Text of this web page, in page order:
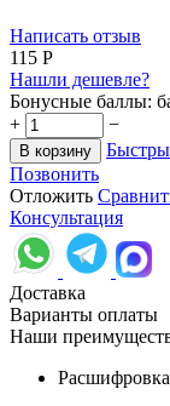
Написать отзыв
‍115‍ Р
Нашли дешевле?
Бонусные баллы:
+
−
В корзину
Позвонить
Отложить
Консультация
Доставка
Варианты оплаты
Наши